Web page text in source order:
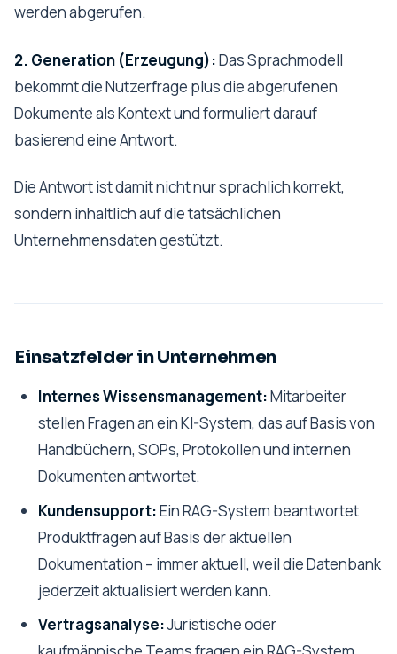
werden abgerufen.
2. Generation (Erzeugung):Das Sprachmodell
bekommt die Nutzerfrage plus die abgerufenen
Dokumente als Kontext und formuliert darauf
basierend eine Antwort.
Die Antwort ist damit nicht nur sprachlich korrekt,
sondern inhaltlich auf die tatsächlichen
Unternehmensdaten gestützt.
Einsatzfelder in Unternehmen
Internes Wissensmanagement:Mitarbeiter
stellen Fragen an ein KI-System, das auf Basis von
Handbüchern, SOPs, Protokollen und internen
Dokumenten antwortet.
Kundensupport:Ein RAG-System beantwortet
Produktfragen auf Basis der aktuellen
Dokumentation – immer aktuell, weil die Datenbank
jederzeit aktualisiert werden kann.
Vertragsanalyse:Juristische oder